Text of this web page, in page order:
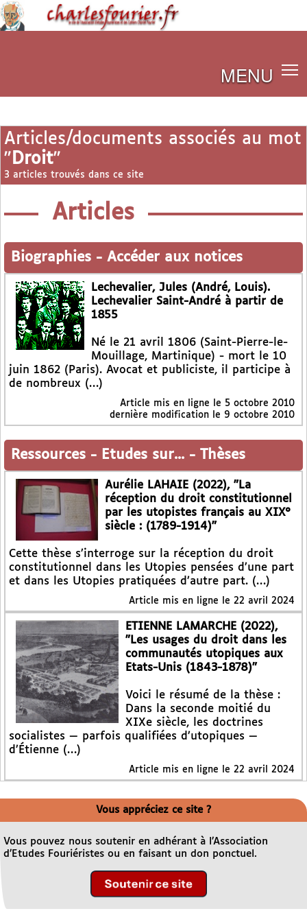
MENU
Articles/documents associés au mot
" Droit"
3 articles trouvés dans ce site
Articles
Biographies - Accéder aux notices
Lechevalier, Jules (André, Louis).
Lechevalier Saint-André à partir de
1855
Né le 21 avril 1806 (Saint-Pierre-le-
Mouillage, Martinique) - mort le 10
juin 1862 (Paris). Avocat et publiciste, il participe à
de nombreux (…)
Article mis en ligne le 5 octobre 2010
dernière modification le 9 octobre 2010
Ressources - Etudes sur... - Thèses
Aurélie LAHAIE (2022), "La
réception du droit constitutionnel
par les utopistes français au XIX°
siècle : (1789-1914)"
Cette thèse s’interroge sur la réception du droit
constitutionnel dans les Utopies pensées d’une part
et dans les Utopies pratiquées d’autre part. (…)
Article mis en ligne le 22 avril 2024
ETIENNE LAMARCHE (2022),
"Les usages du droit dans les
communautés utopiques aux
Etats-Unis (1843-1878)"
Voici le résumé de la thèse :
Dans la seconde moitié du
XIXe siècle, les doctrines
socialistes — parfois qualifiées d’utopiques —
d’Étienne (…)
Article mis en ligne le 22 avril 2024
Vous appréciez ce site ?
Vous pouvez nous soutenir en adhérant à l’Association
d’Etudes Fouriéristes ou en faisant un don ponctuel.